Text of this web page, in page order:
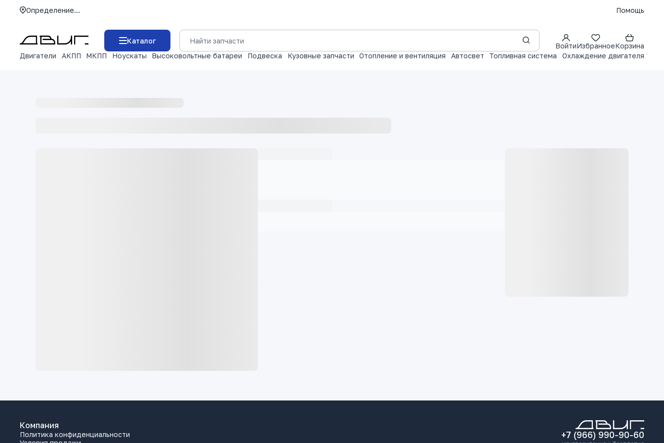
Определение... Помощь
Каталог
ВойтиИзбранноеКорзина
Двигатели
АКПП МКПП Ноускаты Высоковольтные батареи Подвеска Кузовные запчасти Отопление и вентиляция Автосвет Топливная система Охлаждение двигателя
Компания
Политика конфиденциальности
+7 (966) 990-90-60